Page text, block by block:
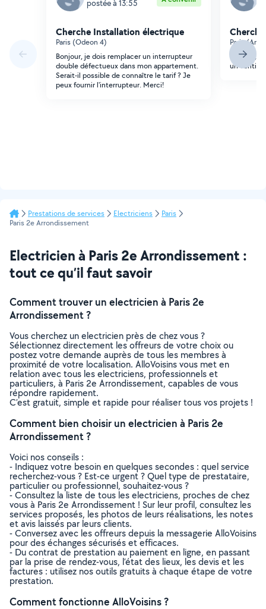
postée à 13:55
Cherche Installation électrique
Paris (Odeon 4)
Bonjour, je dois remplacer un interrupteur
double défectueux dans mon appartement.
Serait-il possible de connaître le tarif ? Je
peux fournir l'interrupteur. Merci!
Paris
Bonjour,
un
Prestations de services Electriciens
Paris
Paris 2e Arrondissement
Electricien à Paris 2e Arrondissement :
tout ce qu’il faut savoir
Comment trouver un electricien à Paris 2e
Arrondissement ?
Vous cherchez un electricien près de chez vous ?
Sélectionnez directement les offreurs de votre choix ou
postez votre demande auprès de tous les membres à
proximité de votre localisation. AlloVoisins vous met en
relation avec tous les electriciens, professionnels et
particuliers, à Paris 2e Arrondissement, capables de vous
répondre rapidement.
C’est gratuit, simple et rapide pour réaliser tous vos projets !
Comment bien choisir un electricien à Paris 2e
Arrondissement ?
Voici nos conseils :
- Indiquez votre besoin en quelques secondes : quel service
recherchez-vous ? Est-ce urgent ? Quel type de prestataire,
particulier ou professionnel, souhaitez-vous ?
- Consultez la liste de tous les electriciens, proches de chez
vous à Paris 2e Arrondissement ! Sur leur profil, consultez les
services proposés, les photos de leurs réalisations, les notes
et avis laissés par leurs clients.
- Conversez avec les offreurs depuis la messagerie AlloVoisins
pour des échanges sécurisés et efficaces.
- Du contrat de prestation au paiement en ligne, en passant
par la prise de rendez-vous, l’état des lieux, les devis et les
factures : utilisez nos outils gratuits à chaque étape de votre
prestation.
Comment fonctionne AlloVoisins ?